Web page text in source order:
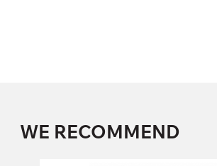
WE RECOMMEND